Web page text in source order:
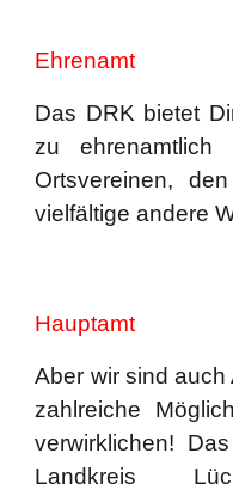
Ehrenamt
Das DRK bietet
zu
Ortsvereinen,
vielfältige andere
Hauptamt
Aber wir sind
zahlreiche
verwirklichen!
Landkreis